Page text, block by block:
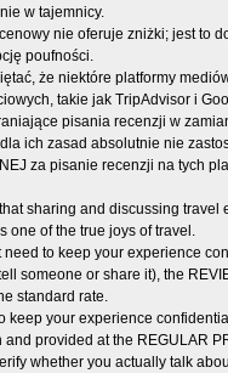
w tajemnicy.
nie oferuje zniżki; jest to
poufności.
że niektóre platformy
takie jak TripAdvisor i
pisania recenzji w
ich zasad absolutnie nie
za pisanie recenzji na tych
sharing and discussing travel
one of the true joys of travel.
need to keep your experience
someone or share it), the
standard rate.
keep your experience
and provided at the REGULAR
whether you actually talk